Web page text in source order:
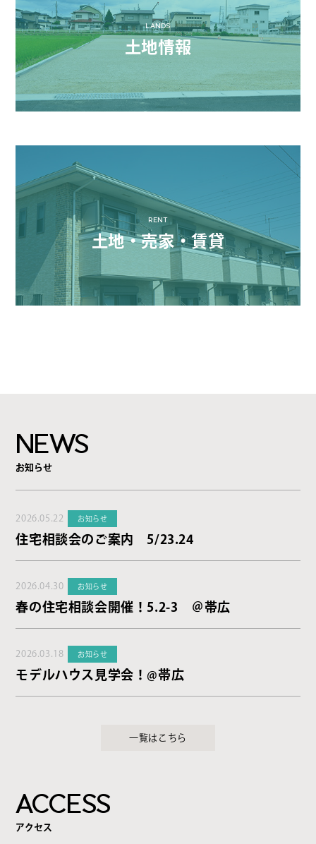
LANDS
土地情報
RENT
土地・売家・賃貸
NEWS
お知らせ
2026.05.22 お知らせ
住宅相談会のご案内 5/23.24
2026.04.30 お知らせ
春の住宅相談会開催！5.2-3 ＠帯広
2026.03.18 お知らせ
モデルハウス見学会！@帯広
一覧はこちら
ACCESS
アクセス